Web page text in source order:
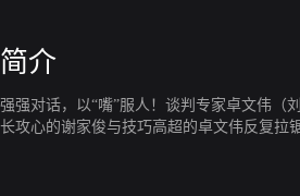
简介
强强对话，以“嘴”服人！谈判专家卓文伟（
长攻心的谢家俊与技巧高超的卓文伟反复